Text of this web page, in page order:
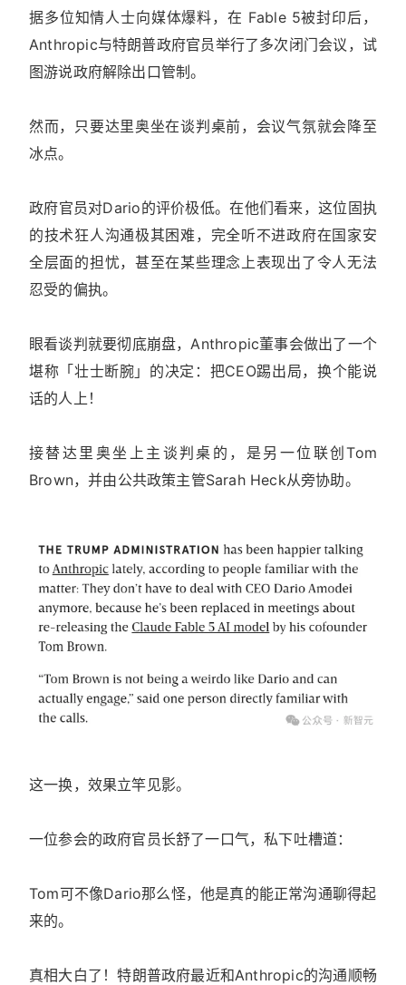
据多位知情人士向媒体爆料，在 Fable 5被封印后，
Anthropic与特朗普政府官员举行了多次闭门会议，试
图游说政府解除出口管制。
然而，只要达里奥坐在谈判桌前，会议气氛就会降至
冰点。
政府官员对Dario的评价极低。在他们看来，这位固执
的技术狂人沟通极其困难，完全听不进政府在国家安
全层面的担忧，甚至在某些理念上表现出了令人无法
忍受的偏执。
眼看谈判就要彻底崩盘，Anthropic董事会做出了一个
堪称「壮士断腕」的决定：把CEO踢出局，换个能说
话的人上！
接替达里奥坐上主谈判桌的，是另一位联创Tom
Brown，并由公共政策主管Sarah Heck从旁协助。
这一换，效果立竿见影。
一位参会的政府官员长舒了一口气，私下吐槽道：
Tom可不像Dario那么怪，他是真的能正常沟通聊得起
来的。
真相大白了！特朗普政府最近和Anthropic的沟通顺畅